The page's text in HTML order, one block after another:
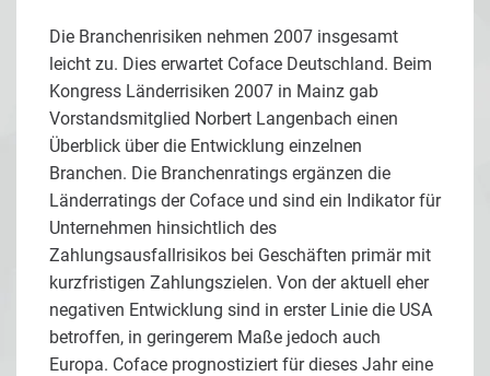
Die Branchenrisiken nehmen 2007 insgesamt
leicht zu. Dies erwartet Coface Deutschland. Beim
Kongress Länderrisiken 2007 in Mainz gab
Vorstandsmitglied Norbert Langenbach einen
Überblick über die Entwicklung einzelnen
Branchen. Die Branchenratings ergänzen die
Länderratings der Coface und sind ein Indikator für
Unternehmen hinsichtlich des
Zahlungsausfallrisikos bei Geschäften primär mit
kurzfristigen Zahlungszielen. Von der aktuell eher
negativen Entwicklung sind in erster Linie die USA
betroffen, in geringerem Maße jedoch auch
Europa. Coface prognostiziert für dieses Jahr eine